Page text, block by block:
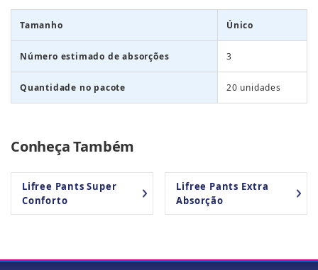
Tamanho Único
Número estimado de absorções 3
Quantidade no pacote 20 unidades
Conheça Também
Lifree Pants Super
Conforto
Lifree Pants Extra
Absorção